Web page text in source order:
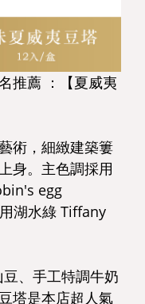
推薦 ：【夏威夷
術，細緻建築簍
身。主色調採用
egg
湖水綠 Tiffany
、手工特調牛奶
塔是本店超人氣